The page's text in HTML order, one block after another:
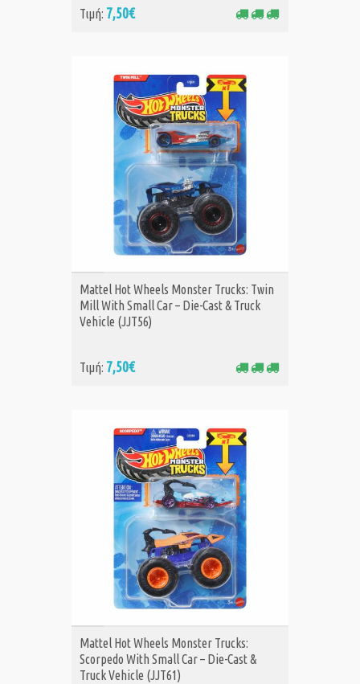
Τιμή: 7,50€
ΑΓΟΡΑ
Mattel Hot Wheels Monster Trucks: Twin
Mill With Small Car – Die-Cast & Truck
Vehicle (JJT56)
Τιμή: 7,50€
ΑΓΟΡΑ
Mattel Hot Wheels Monster Trucks:
Scorpedo With Small Car – Die-Cast &
Truck Vehicle (JJT61)